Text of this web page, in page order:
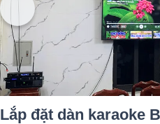
Lắp đặt dàn karaoke